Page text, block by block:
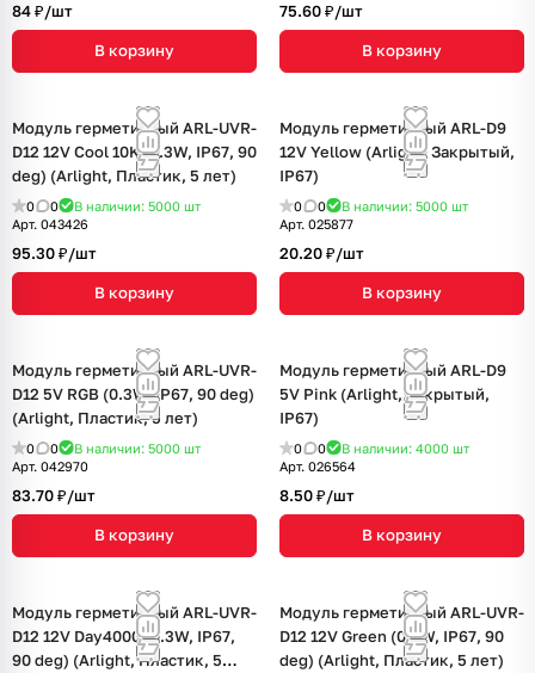
84 ₽/шт
В корзину
75.60 ₽/шт
В корзину
Модуль герметичный ARL-UVR-
D12 12V Cool 10K (0.3W, IP67, 90
deg) (Arlight, Пластик, 5 лет)
0 0 В наличии: 5000 шт
Арт. 043426
95.30 ₽/шт
В корзину
Модуль герметичный ARL-D9
12V Yellow (Arlight, Закрытый,
IP67)
0 0 В наличии: 5000 шт
Арт. 025877
20.20 ₽/шт
В корзину
Модуль герметичный ARL-UVR-
D12 5V RGB (0.3W, IP67, 90 deg)
(Arlight, Пластик, 5 лет)
0 0 В наличии: 5000 шт
Арт. 042970
83.70 ₽/шт
В корзину
Модуль герметичный ARL-D9
5V Pink (Arlight, Закрытый,
IP67)
0 0 В наличии: 4000 шт
Арт. 026564
8.50 ₽/шт
В корзину
Модуль герметичный ARL-UVR-
D12 12V Day4000 (0.3W, IP67,
90 deg) (Arlight, Пластик, 5
Модуль герметичный ARL-UVR-
D12 12V Green (0.3W, IP67, 90
deg) (Arlight, Пластик, 5 лет)